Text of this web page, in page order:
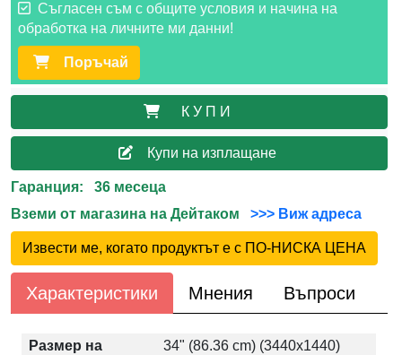
Съгласен съм с общите условия и начина на
обработка на личните ми данни!
Поръчай
К У П И
Купи на изплащане
Гаранция: 36 месеца
Вземи от магазина на Дейтаком
>>> Виж адреса
Извести ме, когато продуктът е с ПО-НИСКА ЦЕНА
Характеристики Мнения Въпроси
Размер на
34" (86.36 cm) (3440x1440)